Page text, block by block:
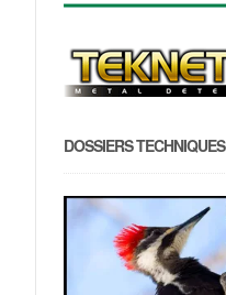
DOSSIERS TECHNIQUES